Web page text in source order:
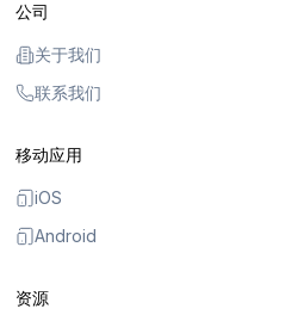
公司
关于我们
联系我们
移动应用
iOS
Android
资源